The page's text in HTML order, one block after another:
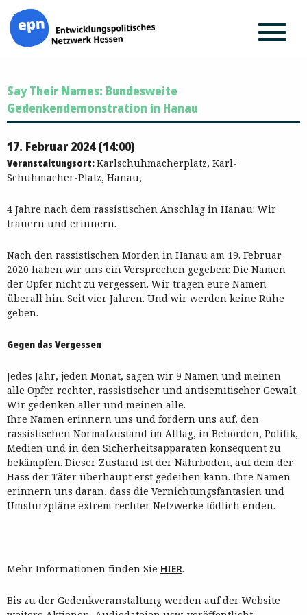
Inhalt
springen
Say Their Names: Bundesweite
Gedenkendemonstration in Hanau
17. Februar 2024 (14:00)
Veranstaltungsort:Karlschuhmacherplatz, Karl-
Schuhmacher-Platz, Hanau,
4 Jahre nach dem rassistischen Anschlag in Hanau: Wir
trauern und erinnern.
Nach den rassistischen Morden in Hanau am 19. Februar
2020 haben wir uns ein Versprechen gegeben: Die Namen
der Opfer nicht zu vergessen. Wir tragen eure Namen
überall hin. Seit vier Jahren. Und wir werden keine Ruhe
geben.
Gegen das Vergessen
Jedes Jahr, jeden Monat, sagen wir 9 Namen und meinen
alle Opfer rechter, rassistischer und antisemitischer Gewalt.
Wir gedenken aller und meinen alle.
Ihre Namen erinnern uns und fordern uns auf, den
rassistischen Normalzustand im Alltag, in Behörden, Politik,
Medien und in den Sicherheitsapparaten konsequent zu
bekämpfen. Dieser Zustand ist der Nährboden, auf dem der
Hass der Täter überhaupt erst gedeihen kann. Ihre Namen
erinnern uns daran, dass die Vernichtungsfantasien und
Umsturzpläne extrem rechter Netzwerke tödlich enden.
Mehr Informationen finden Sie HIER.
Bis zu der Gedenkveranstaltung werden auf der Website